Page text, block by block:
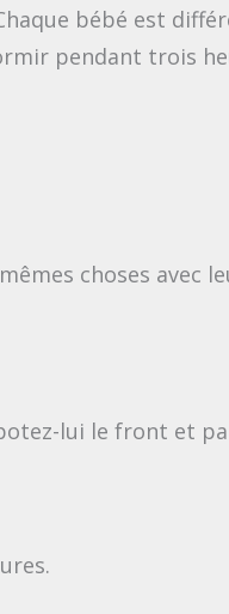
bébé est
pendant trois
choses avec
lui le front et